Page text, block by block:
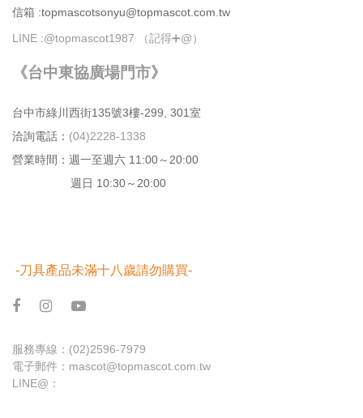
信箱 :topmascotsonyu@topmascot.com.tw
LINE :@topmascot1987 （記得➕@）
《台中東協廣場門市》
台中市綠川⻄街135號3樓-299, 301室
洽詢電話： (04)2228-1338
營業時間：週⼀⾄週六 11:00～20:00
週日 10:30～20:00
-刀具產品未滿十八歲請勿購買-
服務專線： (02)2596-7979
電子郵件： mascot@topmascot.com.tw
LINE@：